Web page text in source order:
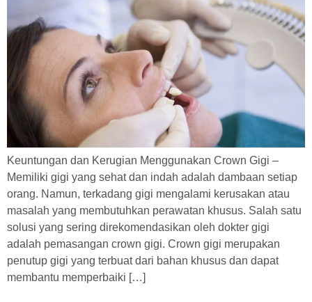
Keuntungan dan Kerugian Menggunakan Crown Gigi –
Memiliki gigi yang sehat dan indah adalah dambaan setiap
orang. Namun, terkadang gigi mengalami kerusakan atau
masalah yang membutuhkan perawatan khusus. Salah satu
solusi yang sering direkomendasikan oleh dokter gigi
adalah pemasangan crown gigi. Crown gigi merupakan
penutup gigi yang terbuat dari bahan khusus dan dapat
membantu memperbaiki […]